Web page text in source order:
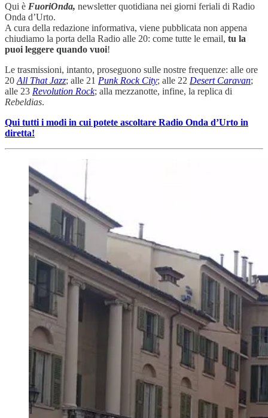
Qui è FuoriOnda, newsletter quotidiana nei giorni feriali di Radio
Onda d’Urto.
A cura della redazione informativa, viene pubblicata non appena
chiudiamo la porta della Radio alle 20: come tutte le email, tu la
puoi leggere quando vuoi!
Le trasmissioni, intanto, proseguono sulle nostre frequenze: alle ore
20 All That Jazz; alle 21 Punk Rock City; alle 22 Desert Caravan;
alle 23 Revolution Rock; alla mezzanotte, infine, la replica di
Rebeldias.
Qui tutti i modi in cui potete ascoltare Radio Onda d’Urto in
diretta!